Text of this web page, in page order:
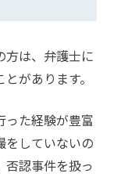
方は、弁護士に
があります。
った経験が豊富
をしていないの
認事件を扱っ